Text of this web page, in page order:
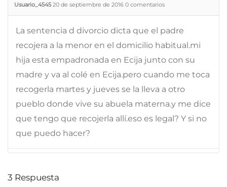
Usuario_4545 20 de septiembre de 2016 0 comentarios
La sentencia d divorcio dicta que el padre
recojera a la menor en el domicilio habitual.mi
hija esta empadronada en Ecija junto con su
madre y va al colé en Ecija.pero cuando me toca
recogerla martes y jueves se la lleva a otro
pueblo donde vive su abuela materna.y me dice
que tengo que recojerla allí.eso es legal? Y si no
que puedo hacer?
3 Respuesta